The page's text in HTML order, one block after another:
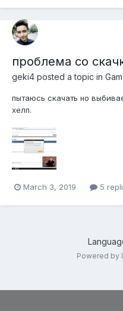
проблема со
geki4 posted a topic in
пытаюсь скачать но
хелп.
March 3, 2019 5
Powered by